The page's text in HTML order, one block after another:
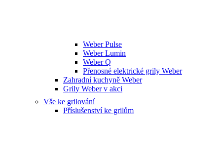
Weber Pulse
Weber Lumin
Weber Q
Přenosné elektrické grily Weber
Zahradní kuchyně Weber
Grily Weber v akci
Vše ke grilování
Příslušenství ke grilům